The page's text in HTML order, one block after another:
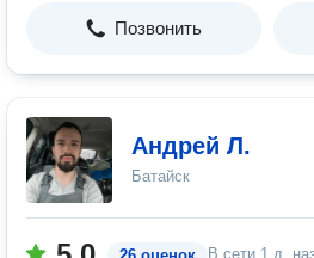
Позвонить
Андрей Л.
Батайск
В сети 1 д.